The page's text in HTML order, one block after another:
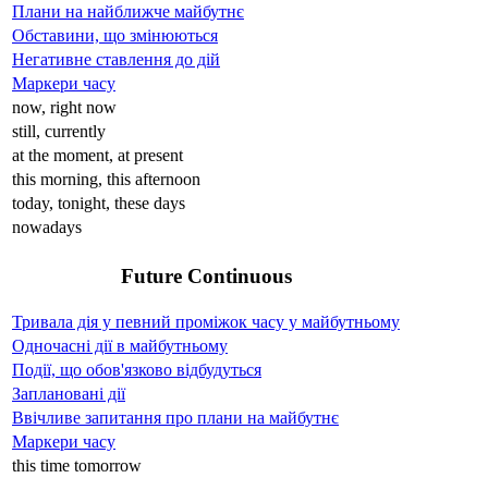
Плани на найближче майбутнє
Обставини, що змінюються
Негативне ставлення до дій
Маркери часу
now, right now
still, currently
at the moment, at present
this morning, this afternoon
today, tonight, these days
nowadays
Future Continuous
Тривала дія у певний проміжок часу у майбутньому
Одночасні дії в майбутньому
Події, що обов'язково відбудуться
Заплановані дії
Ввічливе запитання про плани на майбутнє
Маркери часу
this time tomorrow